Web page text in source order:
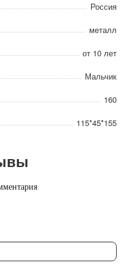
Россия
металл
от 10 лет
Мальчик
160
115*45*155